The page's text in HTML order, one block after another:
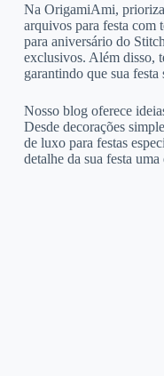
Na OrigamiAmi,
arquivos para festa com
para aniversário do
exclusivos. Além disso,
garantindo que sua festa
Nosso blog oferece
Desde decorações
de luxo para festas
detalhe da sua festa